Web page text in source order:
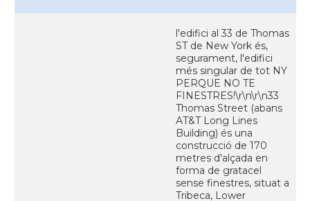
l'edifici al 33 de Thomas
ST de New York és,
segurament, l'edifici
més singular de tot NY
PERQUE NO TE
FINESTRES!\r\n\r\n33
Thomas Street (abans
AT&T Long Lines
Building) és una
construcció de 170
metres d'alçada en
forma de gratacel
sense finestres, situat a
Tribeca, Lower